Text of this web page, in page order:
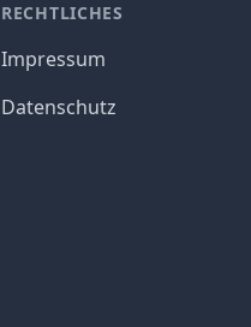
RECHTLICHES
Impressum
Datenschutz